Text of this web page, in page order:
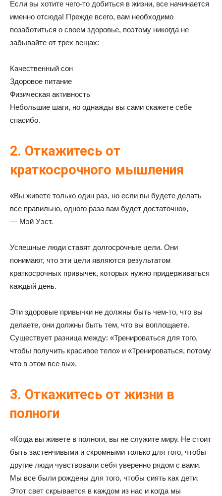
Если вы хотите чего-то добиться в жизни, все начинается
именно отсюда! Прежде всего, вам необходимо
позаботиться о своем здоровье, поэтому никогда не
забывайте от трех вещах:
Качественный сон
Здоровое питание
Физическая активность
Небольшие шаги, но однажды вы сами скажете себе
спасибо.
2. Откажитесь от
краткосрочного мышления
«Вы живете только один раз, но если вы будете делать
все правильно, одного раза вам будет достаточно»,
— Мэй Уэст.
Успешные люди ставят долгосрочные цели. Они
понимают, что эти цели являются результатом
краткосрочных привычек, которых нужно придерживаться
каждый день.
Эти здоровые привычки не должны быть чем-то, что вы
делаете, они должны быть тем, что вы воплощаете.
Существует разница между: «Тренироваться для того,
чтобы получить красивое тело» и «Тренироваться, потому
что в этом все вы».
3. Откажитесь от жизни в
полноги
«Когда вы живете в полноги, вы не служите миру. Не стоит
быть застенчивыми и скромными только для того, чтобы
другие люди чувствовали себя уверенно рядом с вами.
Мы все были рождены для того, чтобы сиять как дети.
Этот свет скрывается в каждом из нас и когда мы